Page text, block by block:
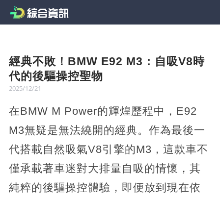
經典不敗！BMW E92 M3：自吸V8時
代的後驅操控聖物
2025/12/21
在BMW M Power的輝煌歷程中，E92
M3無疑是無法繞開的經典。作為最後一
代搭載自然吸氣V8引擎的M3，這款車不
僅承載著車迷對大排量自吸的情懷，其
純粹的後驅操控體驗，即便放到現在依